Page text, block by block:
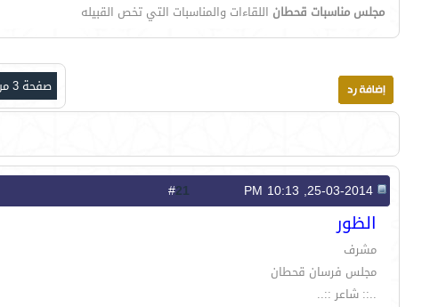
مجلس مناسبات قحطان اللقاءات والمناسبات التي تخص القبيله
صفحة 3 من 3
21
الظور
مشرف
مجلس فرسان قحطان
..:: شاعر ::..